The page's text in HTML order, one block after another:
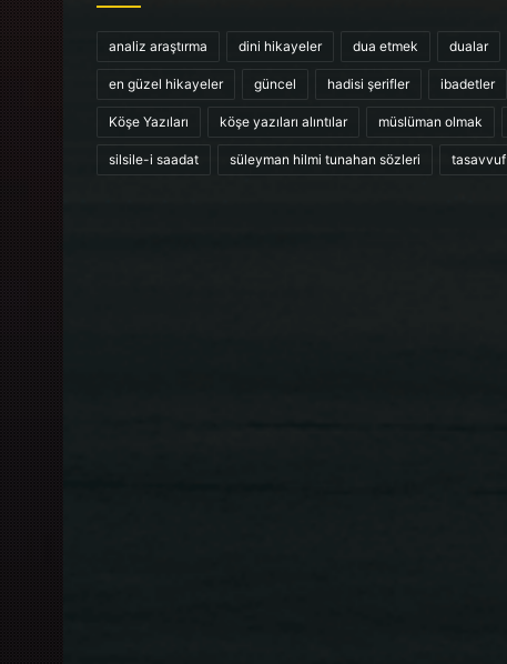
analiz araştırma dini hikayeler dua etmek dualar
en güzel hikayeler güncel hadisi şerifler ibadetler
Köşe Yazıları köşe yazıları alıntılar müslüman olmak
silsile-i saadat süleyman hilmi tunahan sözleri tasavvuf